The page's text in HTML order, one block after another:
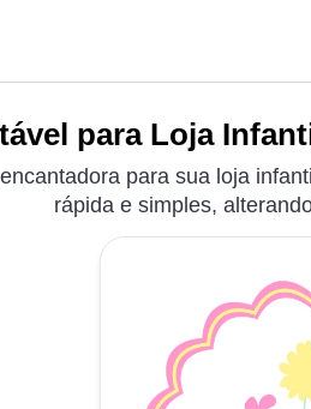
para Loja
para sua loja
rápida e simples,